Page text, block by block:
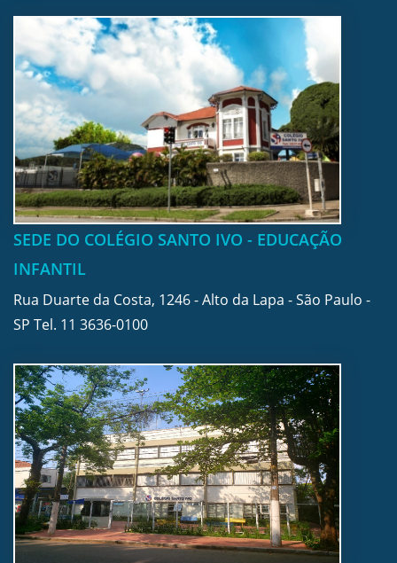
SEDE DO COLÉGIO SANTO IVO - EDUCAÇÃO
INFANTIL
Rua Duarte da Costa, 1246 - Alto da Lapa - São Paulo -
SP Tel. 11 3636-0100